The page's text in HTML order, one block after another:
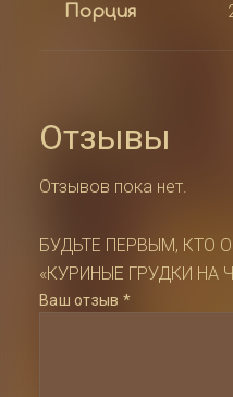
Порция
Отзывы
Отзывов пока нет.
БУДЬТЕ ПЕРВЫМ, КТО
«КУРИНЫЕ ГРУДКИ НА
Ваш отзыв *